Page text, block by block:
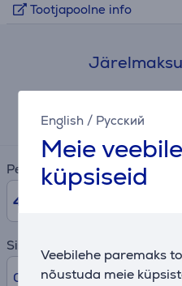
English / Русский
Meie
küpsiseid
Veebilehe paremaks
nõustuda meie
Tootjapoolne info
Periood
48
Sissemakse
0% /0 €